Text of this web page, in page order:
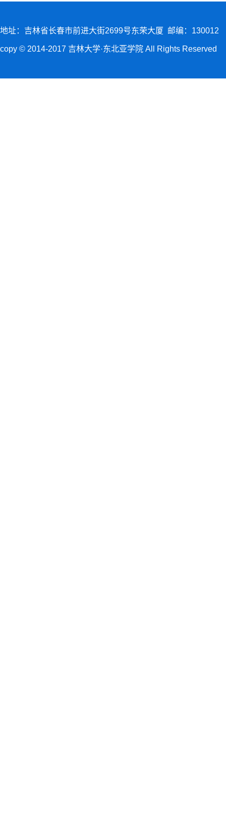
地址：吉林省长春市前进大街2699号东荣大厦 邮编：130012
copy © 2014-2017 吉林大学·东北亚学院 All Rights Reserved